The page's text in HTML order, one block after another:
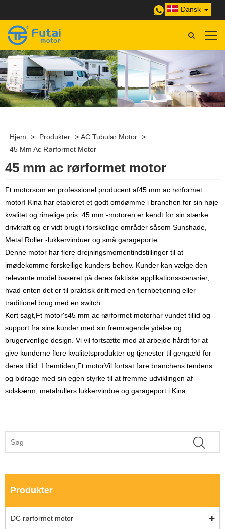
Dansk
Hjem > Produkter > AC Tubular Motor >
45 Mm Ac Rørformet Motor
45 mm ac rørformet motor
Ft motorsom en professionel producent af45 mm ac rørformet
motorI Kina har etableret et godt omdømme i branchen for sin høje
kvalitet og rimelige pris. 45 mm -motoren er kendt for sin stærke
drivkraft og er vidt brugt i forskellige områder såsom Sunshade,
Metal Roller -lukkervinduer og små garageporte.
Denne motor har flere drejningsmomentindstillinger til at
imødekomme forskellige kunders behov. Kunder kan vælge den
relevante model baseret på deres faktiske applikationsscenarier,
hvad enten det er til praktisk drift med en fjernbetjening eller
traditionel brug med en switch.
Kort sagt,Ft motor's45 mm ac rørformet motorhar vundet tillid og
support fra sine kunder med sin fremragende ydelse og
brugervenlige design. Vi vil fortsætte med at arbejde hårdt for at
give kunderne flere kvalitetsprodukter og tjenester til gengæld for
deres tillid. I fremtiden,Ft motorVil fortsat føre branchens tendens
og bidrage med sin egen styrke til at fremme udviklingen af
solskærm, metalrullers lukkervindue og garageport i Kina.
Produkter
DC rørformet motor